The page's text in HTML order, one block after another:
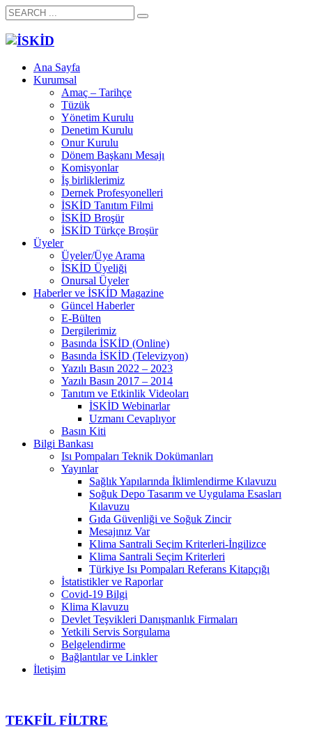
Ana Sayfa
Kurumsal
Amaç – Tarihçe
Tüzük
Yönetim Kurulu
Denetim Kurulu
Onur Kurulu
Dönem Başkanı Mesajı
Komisyonlar
İş birliklerimiz
Dernek Profesyonelleri
İSKİD Tanıtım Filmi
İSKİD Broşür
İSKİD Türkçe Broşür
Üyeler
Üyeler/Üye Arama
İSKİD Üyeliği
Onursal Üyeler
Haberler ve İSKİD Magazine
Güncel Haberler
E-Bülten
Dergilerimiz
Basında İSKİD (Online)
Basında İSKİD (Televizyon)
Yazılı Basın 2022 – 2023
Yazılı Basın 2017 – 2014
Tanıtım ve Etkinlik Videoları
İSKİD Webinarlar
Uzmanı Cevaplıyor
Basın Kiti
Bilgi Bankası
Isı Pompaları Teknik Dokümanları
Yayınlar
Sağlık Yapılarında İklimlendirme Kılavuzu
Soğuk Depo Tasarım ve Uygulama Esasları
Kılavuzu
Gıda Güvenliği ve Soğuk Zincir
Mesajınız Var
Klima Santrali Seçim Kriterleri-İngilizce
Klima Santrali Seçim Kriterleri
Türkiye Isı Pompaları Referans Kitapçığı
İstatistikler ve Raporlar
Covid-19 Bilgi
Klima Klavuzu
Devlet Teşvikleri Danışmanlık Firmaları
Yetkili Servis Sorgulama
Belgelendirme
Bağlantılar ve Linkler
İletişim
TEKFİL FİLTRE